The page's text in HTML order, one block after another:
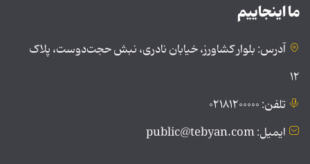
ما اینجاییم
آدرس: بلوار کشاورز، خیابان نادری، نبش حجت‌دوست، پلاک
۱۲
تلفن: ۰۲۱۸۱۲۰۰۰۰۰
ایمیل: public@tebyan.com